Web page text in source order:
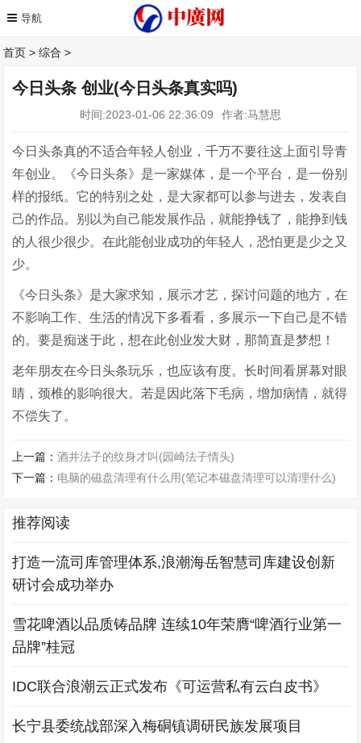
首页 >综合 >
今日头条 创业(今日头条真实吗)
时间:2023-01-06 22:36:09 作者:马慧思
今日头条真的不适合年轻人创业，千万不要往这上面引导青
年创业。《今日头条》是一家媒体，是一个平台，是一份别
样的报纸。它的特别之处，是大家都可以参与进去，发表自
己的作品。别以为自己能发展作品，就能挣钱了，能挣到钱
的人很少很少。在此能创业成功的年轻人，恐怕更是少之又
少。
《今日头条》是大家求知，展示才艺，探讨问题的地方，在
不影响工作、生活的情况下多看看，多展示一下自己是不错
的。要是痴迷于此，想在此创业发大财，那简直是梦想！
老年朋友在今日头条玩乐，也应该有度。长时间看屏幕对眼
睛，颈椎的影响很大。若是因此落下毛病，增加病情，就得
不偿失了。
上一篇：酒井法子的纹身才叫(园崎法子情头)
下一篇： 电脑的磁盘清理有什么用(笔记本磁盘清理可以清理什么)
推荐阅读
打造一流司库管理体系,浪潮海岳智慧司库建设创新
研讨会成功举办
雪花啤酒以品质铸品牌 连续10年荣膺“啤酒行业第一
品牌”桂冠
IDC联合浪潮云正式发布《可运营私有云白皮书》
长宁县委统战部深入梅硐镇调研民族发展项目